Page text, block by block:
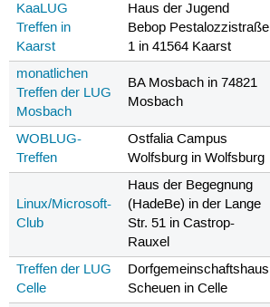
KaaLUG
Treffen in
Kaarst
Haus der Jugend
Bebop Pestalozzistraße
1 in 41564 Kaarst
monatlichen
Treffen der LUG
Mosbach
BA Mosbach in 74821
Mosbach
WOBLUG-
Treffen
Ostfalia Campus
Wolfsburg in Wolfsburg
Linux/Microsoft-
Club
Haus der Begegnung
(HadeBe) in der Lange
Str. 51 in Castrop-
Rauxel
Treffen der LUG
Celle
Dorfgemeinschaftshaus
Scheuen in Celle